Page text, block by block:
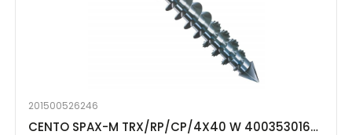
201500526246
CENTO SPAX-M TRX/RP/CP/4X40 W 4003530168468